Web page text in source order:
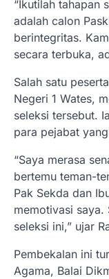
“Ikutilah tahapan
adalah calon
berintegritas.
secara terbuka,
Salah satu
Negeri 1 Wates,
seleksi tersebut.
para pejabat
“Saya merasa
bertemu teman-
Pak Sekda dan
memotivasi saya.
seleksi ini,” ujar
Pembekalan ini
Agama, Balai